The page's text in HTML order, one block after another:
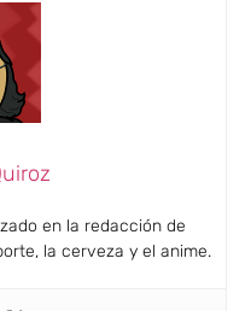
en la redacción de
la cerveza y el anime.